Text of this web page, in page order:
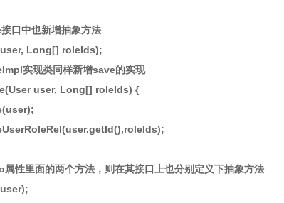
口中也新增抽象方法
Long[] roleIds);
实现类同样新增save的实现
user, Long[] roleIds) {
性里面的两个方法，则在其接口上也分别定义下抽象方法